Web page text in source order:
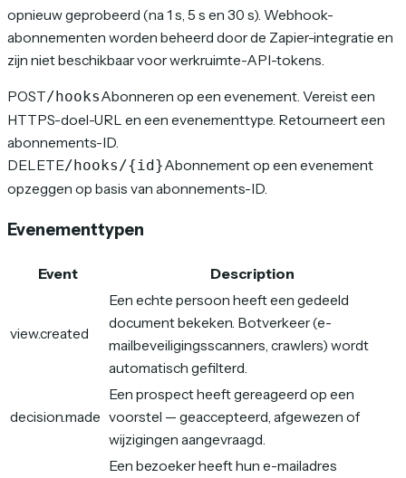
opnieuw geprobeerd (na 1 s, 5 s en 30 s). Webhook-
abonnementen worden beheerd door de Zapier-integratie en
zijn niet beschikbaar voor werkruimte-API-tokens.
POST/hooksAbonneren op een evenement. Vereist een
HTTPS-doel-URL en een evenementtype. Retourneert een
abonnements-ID.
DELETE/hooks/{id}Abonnement op een evenement
opzeggen op basis van abonnements-ID.
Evenementtypen
Event Description
view.created
Een echte persoon heeft een gedeeld
document bekeken. Botverkeer (e-
mailbeveiligingsscanners, crawlers) wordt
automatisch gefilterd.
decision.made
Een prospect heeft gereageerd op een
voorstel — geaccepteerd, afgewezen of
wijzigingen aangevraagd.
Een bezoeker heeft hun e-mailadres